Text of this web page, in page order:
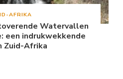
AFRIKA
Watervallen
een indrukwekkende
Zuid-Afrika